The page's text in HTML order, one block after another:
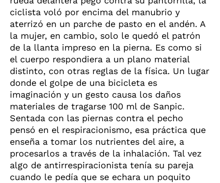
ciclista voló por encima del manubrio y
aterrizó en un parche de pasto en el andén. A
la mujer, en cambio, solo le quedó el patrón
de la llanta impreso en la pierna. Es como si
el cuerpo respondiera a un plano material
distinto, con otras reglas de la física. Un lugar
donde el golpe de una bicicleta es
imaginación y un gesto causa los daños
materiales de tragarse 100 ml de Sanpic.
Sentada con las piernas contra el pecho
pensó en el respiracionismo, esa práctica que
enseña a tomar los nutrientes del aire, a
procesarlos a través de la inhalación. Tal vez
algo de antirrespiracionista tenía su pareja
cuando le pedía que se echara un poquito